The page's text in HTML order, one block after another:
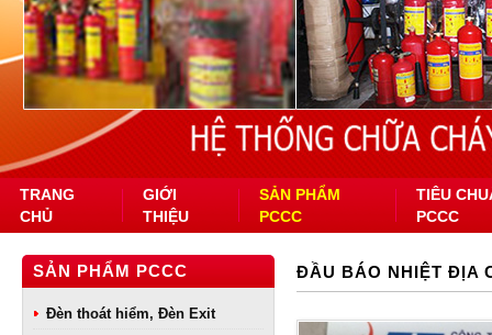
TRANG
CHỦ
GIỚI
THIỆU
SẢN PHẨM
PCCC
TIÊU
PCCC
SẢN PHẨM PCCC
Đèn thoát hiểm, Đèn Exit
ĐẦU BÁO NHIỆT ĐỊA